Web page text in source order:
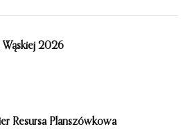
Wąskiej 2026
Resursa Planszówkowa